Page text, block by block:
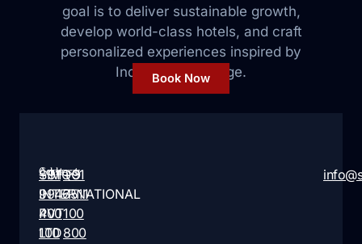
goal is to deliver sustainable growth,
develop world-class hotels, and craft
personalized experiences inspired by
India’s rich heritage.
Book Now
Address:
SIMQO
INTERNATIONAL
PVT
LTD
Contact:
+91
9946
400
100
+91
7511
100
800